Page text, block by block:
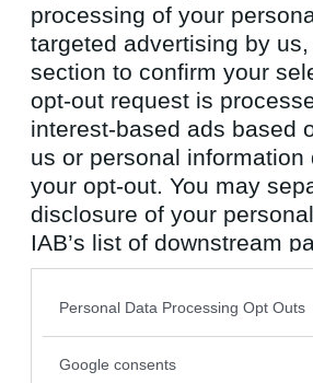
processing of your
targeted advertising by
section to confirm your
opt-out request is
interest-based ads based
us or personal
your opt-out. You may
disclosure of your
IAB’s list of downstream
also be disclosed by us
Downstream Participants
Please note that this
Personal Data Processing Opt Outs
Google consents
Antal inlägg:
12458
Minimojan
Antal inlägg:
1738
Körsnären från Kristianstad körde till
Rombis- Ej medlem längre